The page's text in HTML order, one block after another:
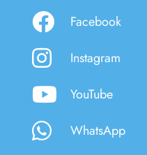
Facebook
Instagram
YouTube
WhatsApp